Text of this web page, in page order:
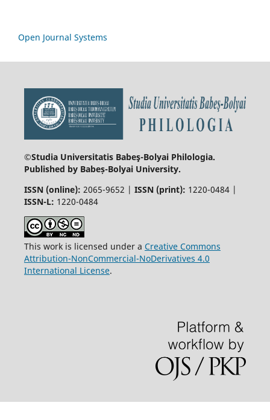
Open Journal Systems
©Studia Universitatis Babeş-Bolyai Philologia.
Published by Babeș-Bolyai University.
ISSN (online): 2065-9652 | ISSN (print): 1220-0484 |
ISSN-L: 1220-0484
This work is licensed under a Creative Commons
Attribution-NonCommercial-NoDerivatives 4.0
International License.